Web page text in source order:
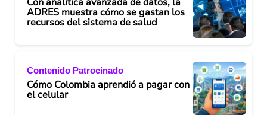
ADRES muestra cómo se gastan los
recursos del sistema de salud
Contenido Patrocinado
Cómo Colombia aprendió a pagar con
el celular